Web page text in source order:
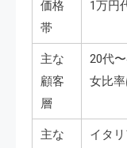
価格
帯
1万円
主な
顧客
層
20代
女比率
主な
イタ